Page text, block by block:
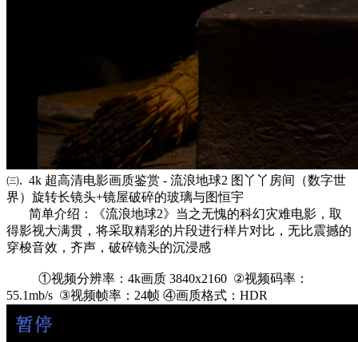
㈢. 4k 超高清电影画质鉴赏 - 流浪地球2 图丫丫房间（数字世
界）旋转长镜头+镜屋破碎的玻璃与图恒宇
简单介绍：《流浪地球2》当之无愧的科幻灾难电影，取
得影视大满贯，将采取精彩的片段进行样片对比，无比震撼的
穿梭音效，齐声，破碎镜头的沉浸感
①视频分辨率：4k画质 3840x2160 ②视频码率：
55.1mb/s ③视频帧率：24帧 ④画质格式：HDR